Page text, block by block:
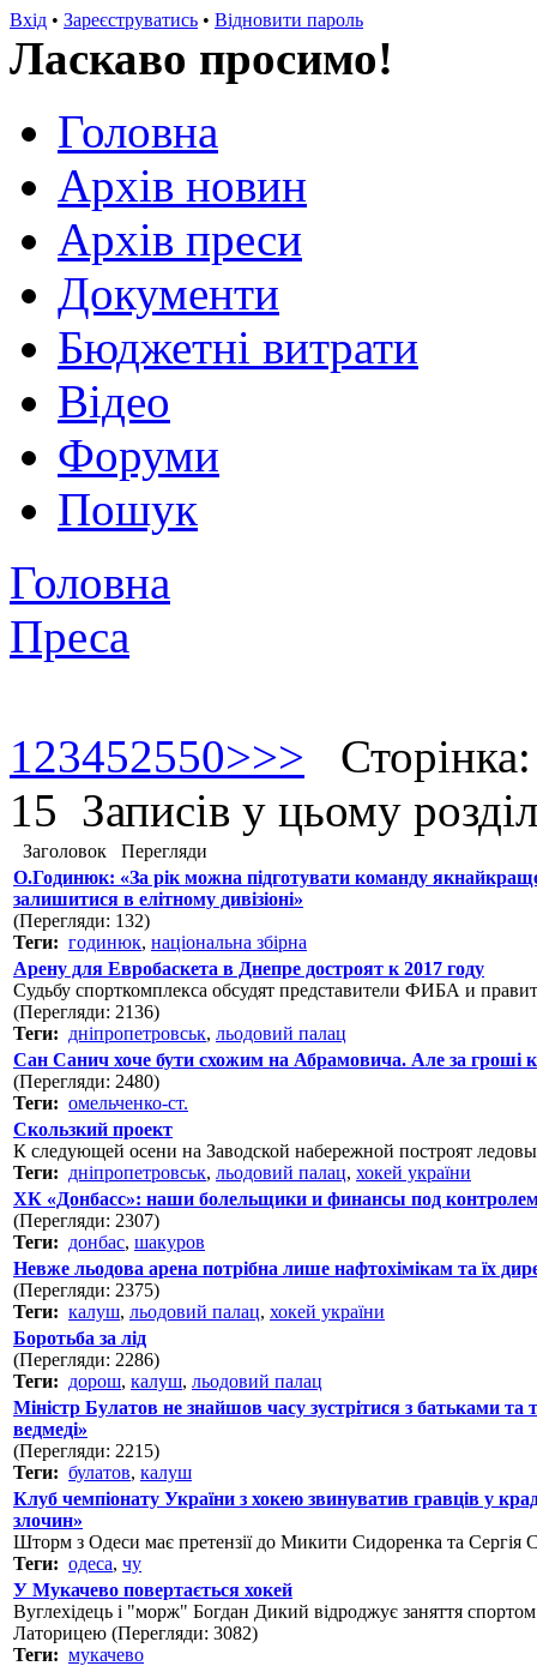
Вхід • Зареєструватись • Відновити пароль
Ласкаво просимо!
Головна
Архів новин
Архів преси
Документи
Бюджетні витрати
Відео
Форуми
Пошук
Головна
Преса
123452550>>> Сторінка:
15 Записів у цьому
Заголовок
Перегляди
О.Годинюк: «За рік можна підготувати команду
залишитися в елітному дивізіоні»
(Перегляди: 132)
Теги: годинюк, національна збірна
Арену для Евробаскета в Днепре достроят к 2017 году
Судьбу спорткомплекса обсудят представители ФИБА и
(Перегляди: 2136)
Теги: дніпропетровськ, льодовий палац
Сан Санич хоче бути схожим на Абрамовича. Але за гроші
(Перегляди: 2480)
Теги: омельченко-ст.
Скользкий проект
К следующей осени на Заводской набережной построят
Теги: дніпропетровськ, льодовий палац, хокей україни
ХК «Донбасс»: наши болельщики и финансы под
(Перегляди: 2307)
Теги: донбас, шакуров
Невже льодова арена потрібна лише нафтохімікам та їх
(Перегляди: 2375)
Теги: калуш, льодовий палац, хокей україни
Боротьба за лід
(Перегляди: 2286)
Теги: дорош, калуш, льодовий палац
Міністр Булатов не знайшов часу зустрітися з батьками та
ведмеді»
(Перегляди: 2215)
Теги: булатов, калуш
Клуб чемпіонату України з хокею звинуватив гравців у
злочин»
Шторм з Одеси має претензії до Микити Сидоренка та Сергія
Теги: одеса, чу
У Мукачево повертається хокей
Вуглехідець і "морж" Богдан Дикий відроджує заняття спортом
Латорицею (Перегляди: 3082)
Теги: мукачево